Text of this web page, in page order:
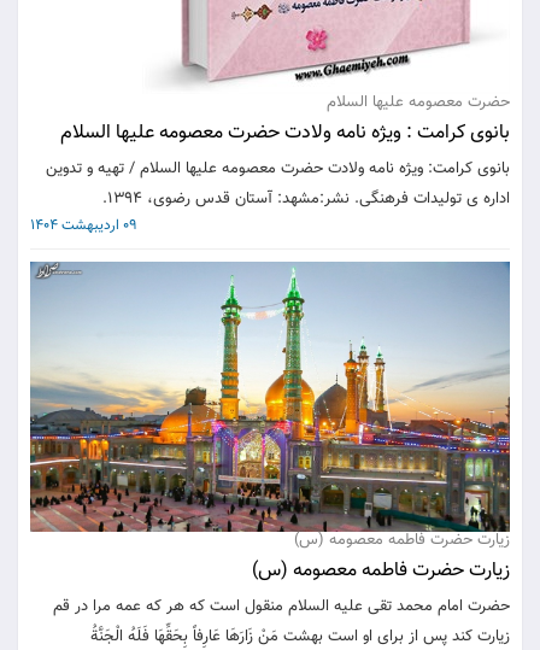
حضرت معصومه علیها السلام
بانوی کرامت : ویژه نامه ولادت حضرت معصومه علیها السلام
بانوی کرامت: ویژه نامه ولادت حضرت معصومه علیها السلام / تهیه و تدوین
اداره ی تولیدات فرهنگی. نشر:مشهد: آستان قدس رضوی، 1394.
09 اردیبهشت 1404
زیارت حضرت فاطمه معصومه (س)
زیارت حضرت فاطمه معصومه (س)
حضرت امام محمد تقى عليه السلام منقول است كه هر كه عمه مرا در قم
زيارت كند پس از براى او است بهشت مَنْ زَارَهَا عَارِفاً بِحَقِّهَا فَلَهُ الْجَنَّةُ